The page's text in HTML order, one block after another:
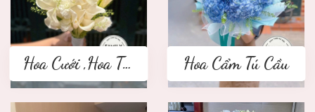
Hoa Cưới ,Hoa Tay Cầm Cô Dâu Hoa Cẩm Tú Cầu